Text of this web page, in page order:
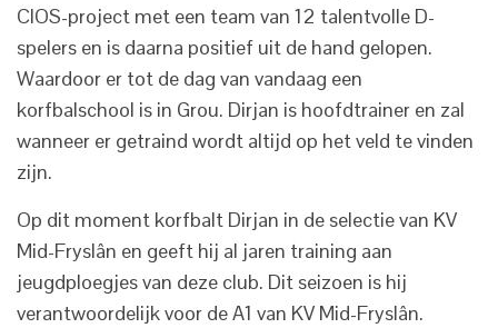
CIOS-project met een team van 12 talentvolle D-
spelers en is daarna positief uit de hand gelopen.
Waardoor er tot de dag van vandaag een
korfbalschool is in Grou. Dirjan is hoofdtrainer en zal
wanneer er getraind wordt altijd op het veld te vinden
zijn.
Op dit moment korfbalt Dirjan in de selectie van KV
Mid-Fryslân en geeft hij al jaren training aan
jeugdploegjes van deze club. Dit seizoen is hij
verantwoordelijk voor de A1 van KV Mid-Fryslân.